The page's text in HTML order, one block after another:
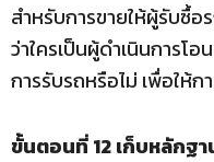
สำหรับการขายให้ผู้รับซื้
ว่าใครเป็นผู้ดำเนินการโอ
การรับรถหรือไม่ เพื่อให้ก
ขั้นตอนที่ 12 เก็บหลักฐ